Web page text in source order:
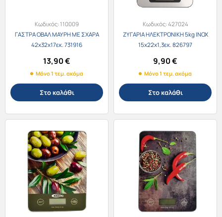
Κωδικός:110009
ΓΑΣΤΡΑ ΟΒΑΛ ΜΑΥΡΗ ΜΕ ΣΧΑΡΑ
42x32x17εκ. 731916
13,90€
Μόνο 1 τεμ. ακόμα
Στο καλάθι
Κωδικός:427024
ΖΥΓΑΡΙΑ ΗΛΕΚΤΡΟΝΙΚΗ 5kg INOX
15x22x1,3εκ. 826797
9,90€
Μόνο 1 τεμ. ακόμα
Στο καλάθι